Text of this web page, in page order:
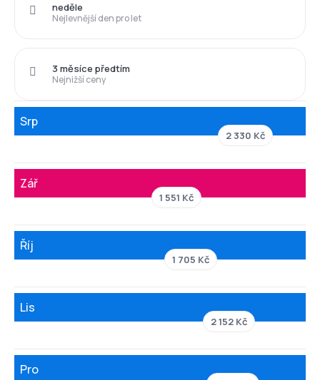
Nejlevnější den pro let
neděle
Nejnižší ceny
3 měsíce předtím
Srp
2 330 Kč
Zář
1 551 Kč
Říj
1 705 Kč
Lis
2 152 Kč
Pro